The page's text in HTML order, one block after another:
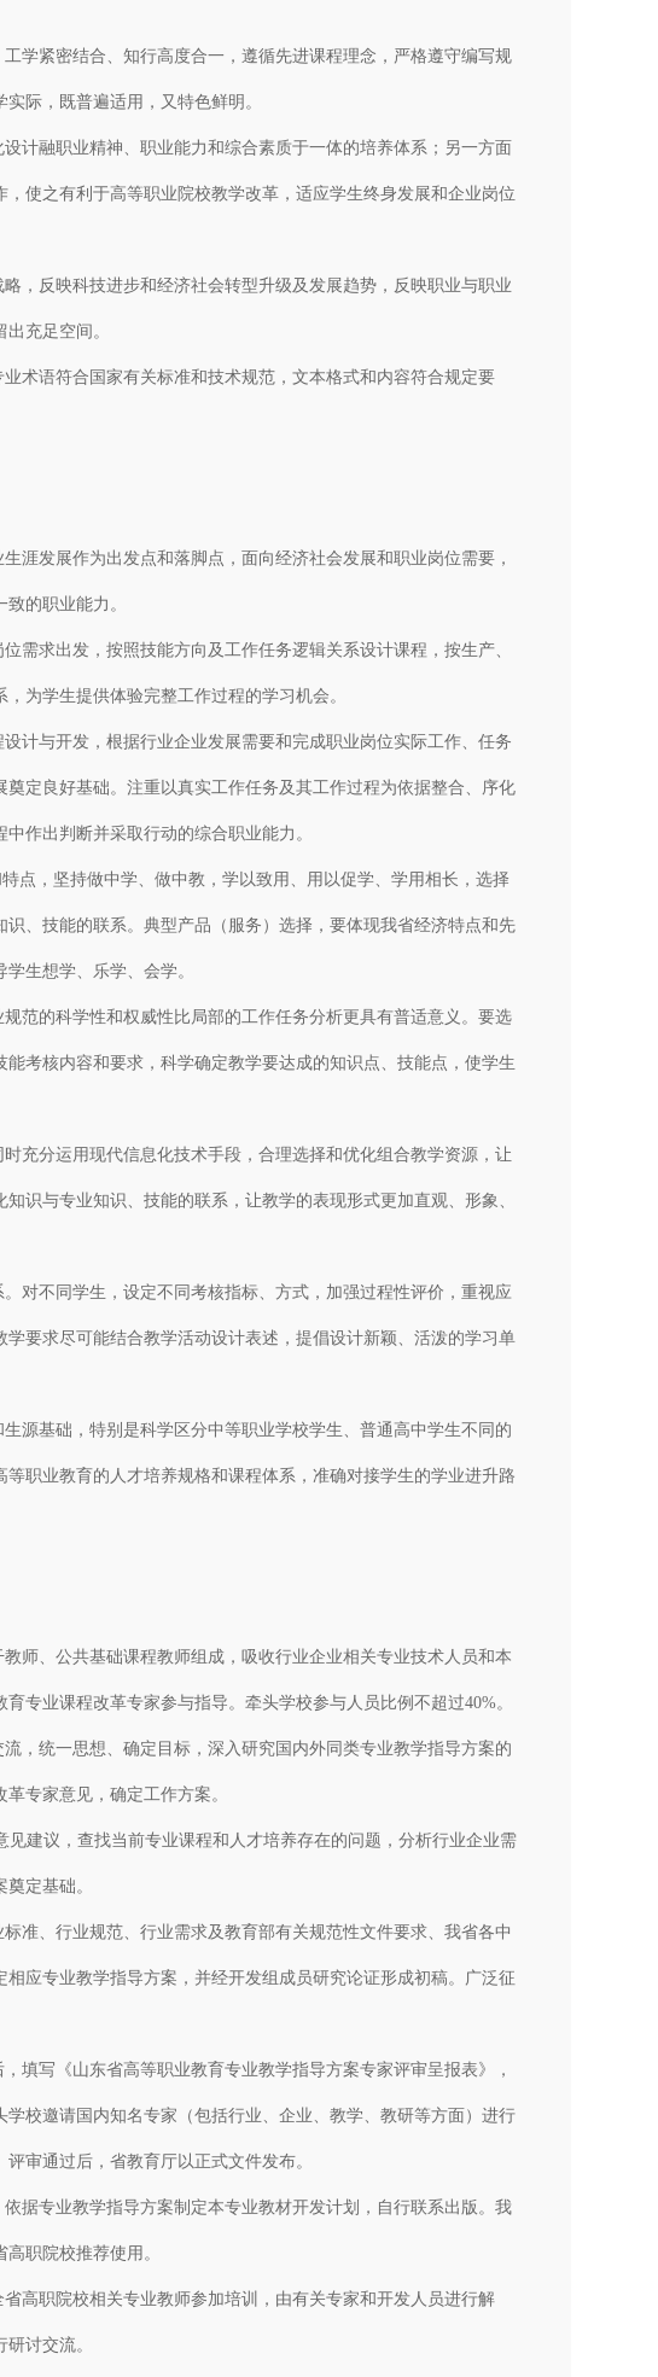
紧密结合、知行高度合一，遵循先进课程理念，严格遵守编写规
际，既普遍适用，又特色鲜明。
融职业精神、职业能力和综合素质于一体的培养体系；另一方面
使之有利于高等职业院校教学改革，适应学生终身发展和企业岗位
反映科技进步和经济社会转型升级及发展趋势，反映职业与职业
充足空间。
语符合国家有关标准和技术规范，文本格式和内容符合规定要
发展作为出发点和落脚点，面向经济社会发展和职业岗位需要，
的职业能力。
求出发，按照技能方向及工作任务逻辑关系设计课程，按生产、
为学生提供体验完整工作过程的学习机会。
与开发，根据行业企业发展需要和完成职业岗位实际工作、任务
定良好基础。注重以真实工作任务及其工作过程为依据整合、序化
作出判断并采取行动的综合职业能力。
，坚持做中学、做中教，学以致用、用以促学、学用相长，选择
、技能的联系。典型产品（服务）选择，要体现我省经济特点和先
生想学、乐学、会学。
的科学性和权威性比局部的工作任务分析更具有普适意义。要选
考核内容和要求，科学确定教学要达成的知识点、技能点，使学生
分运用现代信息化技术手段，合理选择和优化组合教学资源，让
识与专业知识、技能的联系，让教学的表现形式更加直观、形象、
不同学生，设定不同考核指标、方式，加强过程性评价，重视应
要求尽可能结合教学活动设计表述，提倡设计新颖、活泼的学习单
基础，特别是科学区分中等职业学校学生、普通高中学生不同的
职业教育的人才培养规格和课程体系，准确对接学生的学业进升路
、公共基础课程教师组成，吸收行业企业相关专业技术人员和本
专业课程改革专家参与指导。牵头学校参与人员比例不超过40%。
统一思想、确定目标，深入研究国内外同类专业教学指导方案的
专家意见，确定工作方案。
建议，查找当前专业课程和人才培养存在的问题，分析行业企业需
定基础。
、行业规范、行业需求及教育部有关规范性文件要求、我省各中
应专业教学指导方案，并经开发组成员研究论证形成初稿。广泛征
写《山东省高等职业教育专业教学指导方案专家评审呈报表》，
校邀请国内知名专家（包括行业、企业、教学、教研等方面）进行
审通过后，省教育厅以正式文件发布。
专业教学指导方案制定本专业教材开发计划，自行联系出版。我
职院校推荐使用。
职院校相关专业教师参加培训，由有关专家和开发人员进行解
讨交流。